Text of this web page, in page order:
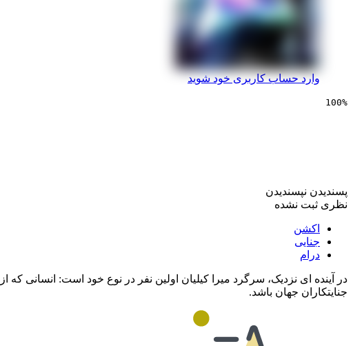
وارد حساب کاربری خود شوید
100%
پسندیدن نپسندیدن
نظری ثبت نشده
اکشن
جنایی
درام
در آینده ای نزدیک، سرگرد میرا کیلیان اولین نفر در نوع خود است:
جنایتکاران جهان باشد.